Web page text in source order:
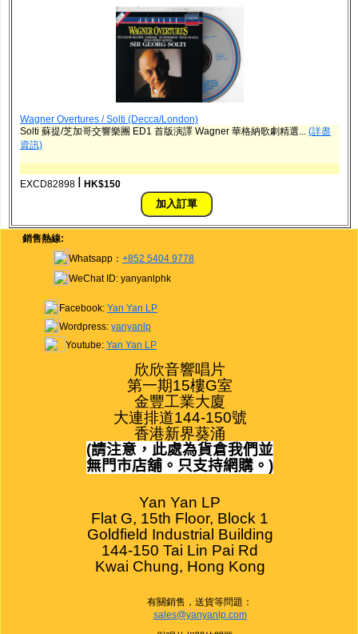
Wagner Overtures / Solti (Decca/London)
Solti 蘇提/芝加哥交響樂團 ED1 首版演譯 Wagner 華格納歌劇精選... (詳盡
資訊)
EXCD82898 ǀ HK$150
銷售熱線:
Whatsapp： +852 5404 9778
WeChat ID: yanyanlphk
Facebook: Yan Yan LP
Wordpress: yanyanlp
Youtube: Yan Yan LP
欣欣音響唱片
第一期15樓G室
金豐工業大廈
大連排道144-150號
香港新界葵涌
(請注意，此處為貨倉我們並
無門市店舖。只支持網購。 )
Yan Yan LP
Flat G, 15th Floor, Block 1
Goldfield Industrial Building
144-150 Tai Lin Pai Rd
Kwai Chung, Hong Kong
有關銷售，送貨等問題：
sales@yanyanlp.com